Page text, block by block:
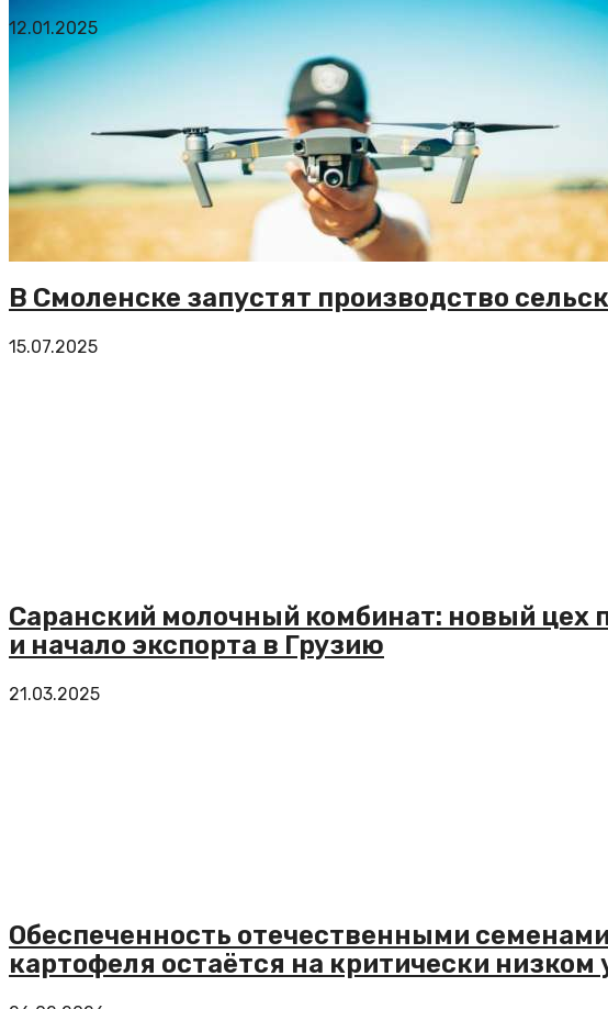
12.01.2025
В Смоленске запустят производство
15.07.2025
Саранский молочный комбинат: новый цех
и начало экспорта в Грузию
21.03.2025
Обеспеченность отечественными
картофеля остаётся на критически низком